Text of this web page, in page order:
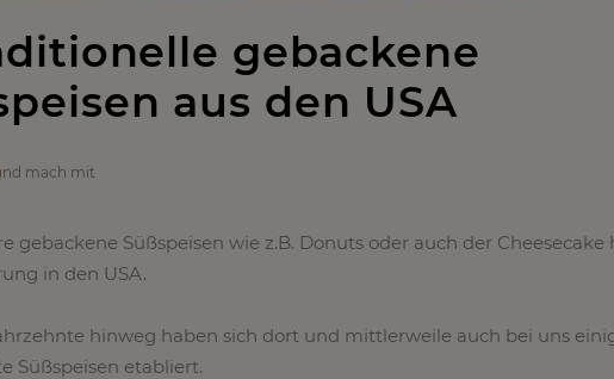
gebackene
aus den USA
mach mit
gebackene Süßspeisen wie z.B. Donuts oder auch der Cheesecake
in den USA.
hinweg haben sich dort und mittlerweile auch bei uns
Süßspeisen etabliert.